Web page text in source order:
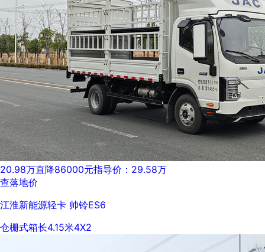
20.98万直降86000元指导价：29.58万
查落地价
江淮新能源轻卡 帅铃ES6
仓栅式箱长4.15米4X2